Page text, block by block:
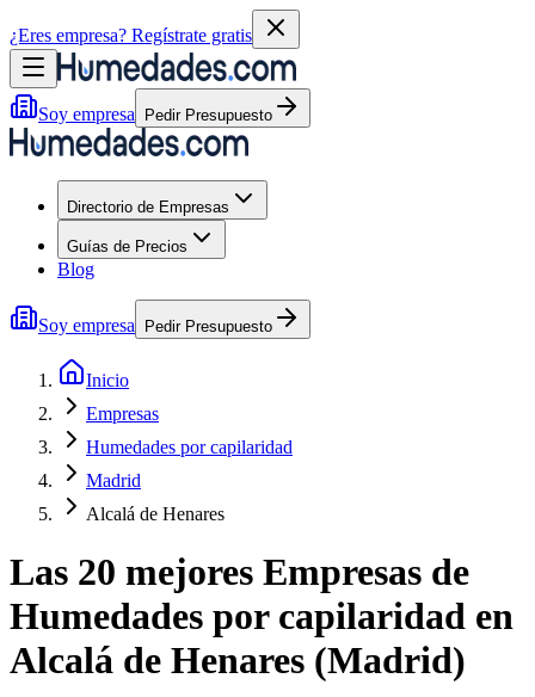
¿Eres empresa? Regístrate gratis
Soy empresa Pedir Presupuesto
Directorio de Empresas
Guías de Precios
Blog
Soy empresa Pedir Presupuesto
Inicio
Empresas
Humedades por capilaridad
Madrid
Alcalá de Henares
Las 20 mejores Empresas de
Humedades por capilaridad en
Alcalá de Henares (Madrid)